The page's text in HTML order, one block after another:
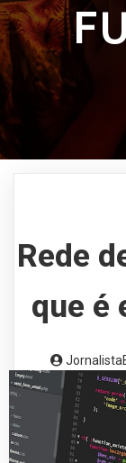
Rede
que é